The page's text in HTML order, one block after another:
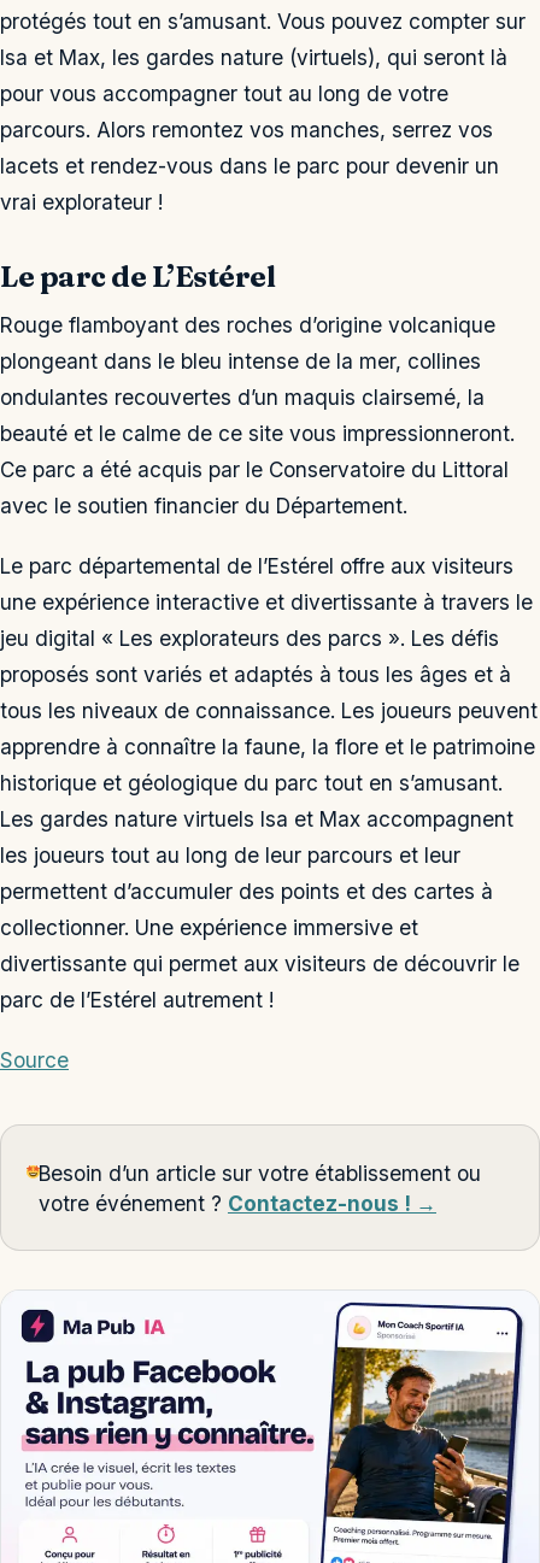
protégés tout en s’amusant. Vous pouvez compter sur
Isa et Max, les gardes nature (virtuels), qui seront là
pour vous accompagner tout au long de votre
parcours. Alors remontez vos manches, serrez vos
lacets et rendez-vous dans le parc pour devenir un
vrai explorateur !
Le parc de L’Estérel
Rouge flamboyant des roches d’origine volcanique
plongeant dans le bleu intense de la mer, collines
ondulantes recouvertes d’un maquis clairsemé, la
beauté et le calme de ce site vous impressionneront.
Ce parc a été acquis par le Conservatoire du Littoral
avec le soutien financier du Département.
Le parc départemental de l’Estérel offre aux visiteurs
une expérience interactive et divertissante à travers le
jeu digital « Les explorateurs des parcs ». Les défis
proposés sont variés et adaptés à tous les âges et à
tous les niveaux de connaissance. Les joueurs peuvent
apprendre à connaître la faune, la flore et le patrimoine
historique et géologique du parc tout en s’amusant.
Les gardes nature virtuels Isa et Max accompagnent
les joueurs tout au long de leur parcours et leur
permettent d’accumuler des points et des cartes à
collectionner. Une expérience immersive et
divertissante qui permet aux visiteurs de découvrir le
parc de l’Estérel autrement !
Source
Besoin d’un article sur votre établissement ou
votre événement ? Contactez-nous ! →